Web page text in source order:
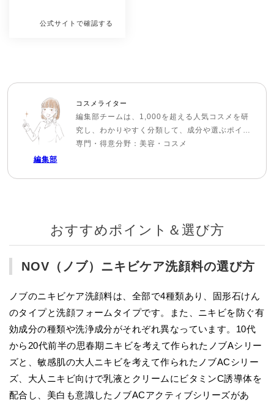
公式サイトで確認する
編集部
コスメライター
編集部チームは、1,000を超える人気コスメを研
究し、わかりやすく分類して、成分や選ぶポイン
トをユーザが分かりやすく解説。新しい発見や、
専門・得意分野：美容・コスメ
おすすめポイント＆選び方
NOV（ノブ）ニキビケア洗顔料の選び方
ノブのニキビケア洗顔料は、全部で4種類あり、固形石けん
のタイプと洗顔フォームタイプです。また、ニキビを防ぐ有
効成分の種類や洗浄成分がそれぞれ異なっています。10代
から20代前半の思春期ニキビを考えて作られたノブAシリー
ズと、敏感肌の大人ニキビを考えて作られたノブACシリー
ズ、大人ニキビ向けで乳液とクリームにビタミンC誘導体を
配合し、美白も意識したノブACアクティブシリーズがあ